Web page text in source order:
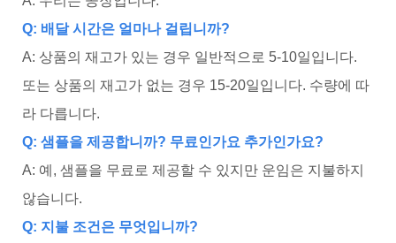
Q: 배달 시간은 얼마나 걸립니까?
A: 상품의 재고가 있는 경우 일반적으로 5-10일입니다.
또는 상품의 재고가 없는 경우 15-20일입니다. 수량에 따
라 다릅니다.
Q: 샘플을 제공합니까? 무료인가요 추가인가요?
A: 예, 샘플을 무료로 제공할 수 있지만 운임은 지불하지
않습니다.
Q: 지불 조건은 무엇입니까?